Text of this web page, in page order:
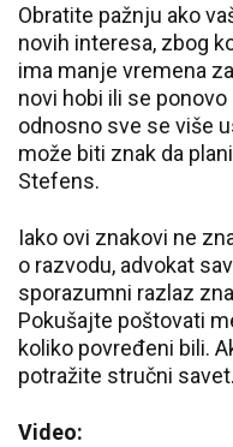
Obratite pažnju ako
novih interesa, zbog
ima manje vremena
novi hobi ili se
odnosno sve se više
može biti znak da
Stefens.
Iako ovi znakovi ne
o razvodu, advokat
sporazumni razlaz
Pokušajte poštovati
koliko povređeni bili.
potražite stručni
Video: